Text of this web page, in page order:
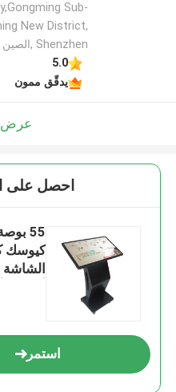
Sub-
New District,
Shenzhen ,الصين
5.0
يدقّق ممون
عرض
احصل
55
كيوسك
استمر